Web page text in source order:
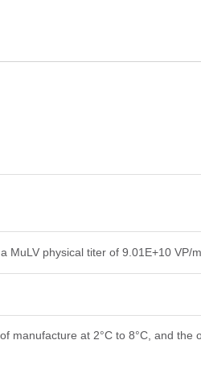
physical titer of 9.01E+10 VP/
manufacture at 2°C to 8°C, and